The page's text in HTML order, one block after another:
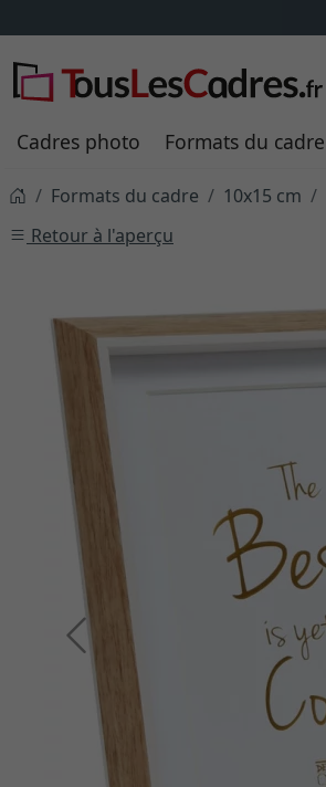
Cadres photo Formats du cadre
Formats du cadre 10x15 cm
Retour à l'aperçu
Retour